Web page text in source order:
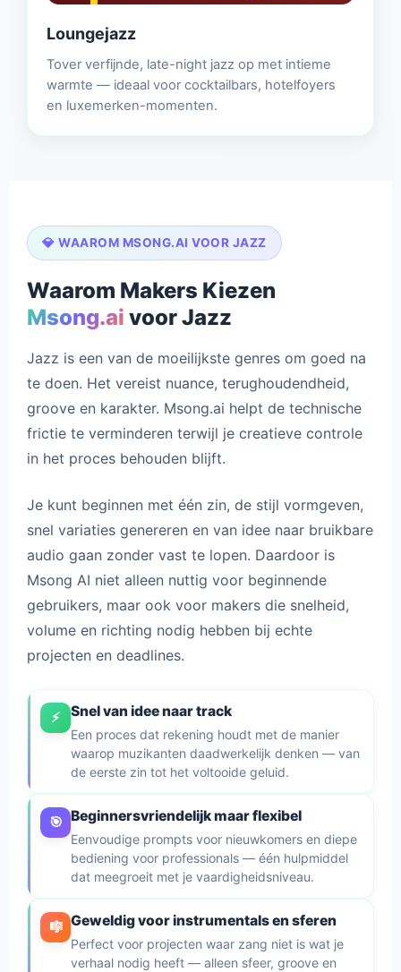
Loungejazz
Tover verfijnde, late-night jazz op met intieme
warmte — ideaal voor cocktailbars, hotelfoyers
en luxemerken-momenten.
💎 WAAROM MSONG.AI VOOR JAZZ
Waarom Makers Kiezen
Msong.ai voor Jazz
Jazz is een van de moeilijkste genres om goed na
te doen. Het vereist nuance, terughoudendheid,
groove en karakter. Msong.ai helpt de technische
frictie te verminderen terwijl je creatieve controle
in het proces behouden blijft.
Je kunt beginnen met één zin, de stijl vormgeven,
snel variaties genereren en van idee naar bruikbare
audio gaan zonder vast te lopen. Daardoor is
Msong AI niet alleen nuttig voor beginnende
gebruikers, maar ook voor makers die snelheid,
volume en richting nodig hebben bij echte
projecten en deadlines.
⚡ Snel van idee naar track
Een proces dat rekening houdt met de manier
waarop muzikanten daadwerkelijk denken — van
de eerste zin tot het voltooide geluid.
🎯 Beginnersvriendelijk maar flexibel
Eenvoudige prompts voor nieuwkomers en diepe
bediening voor professionals — één hulpmiddel
dat meegroeit met je vaardigheidsniveau.
🎼 Geweldig voor instrumentals en sferen
Perfect voor projecten waar zang niet is wat je
verhaal nodig heeft — alleen sfeer, groove en